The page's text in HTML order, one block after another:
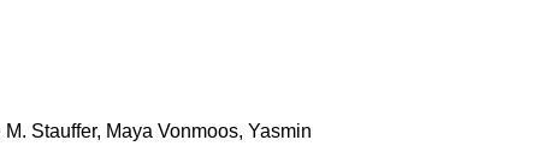
Stauffer, Maya Vonmoos, Yasmin